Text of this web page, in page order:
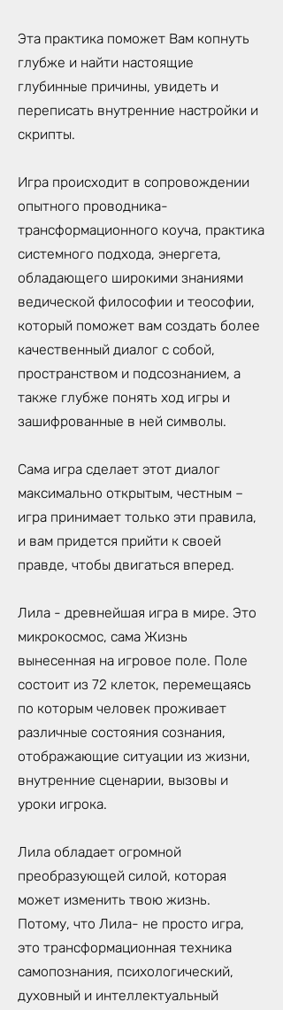
Эта практика поможет Вам копнуть
глубже и найти настоящие
глубинные причины, увидеть и
переписать внутренние настройки и
скрипты.
Игра происходит в сопровождении
опытного проводника-
трансформационного коуча, практика
системного подхода, энергета,
обладающего широкими знаниями
ведической философии и теософии,
который поможет вам создать более
качественный диалог с собой,
пространством и подсознанием, а
также глубже понять ход игры и
зашифрованные в ней символы.
Сама игра сделает этот диалог
максимально открытым, честным –
игра принимает только эти правила,
и вам придется прийти к своей
правде, чтобы двигаться вперед.
Лила - древнейшая игра в мире. Это
микрокосмос, сама Жизнь
вынесенная на игровое поле. Поле
состоит из 72 клеток, перемещаясь
по которым человек проживает
различные состояния сознания,
отображающие ситуации из жизни,
внутренние сценарии, вызовы и
уроки игрока.
Лила обладает огромной
преобразующей силой, которая
может изменить твою жизнь.
Потому, что Лила- не просто игра,
это трансформационная техника
самопознания, психологический,
духовный и интеллектуальный